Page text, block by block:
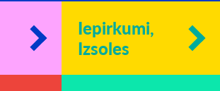
Iepirkumi,
Izsoles